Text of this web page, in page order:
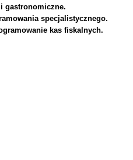
gastronomiczne.
specjalistycznego.
kas fiskalnych.